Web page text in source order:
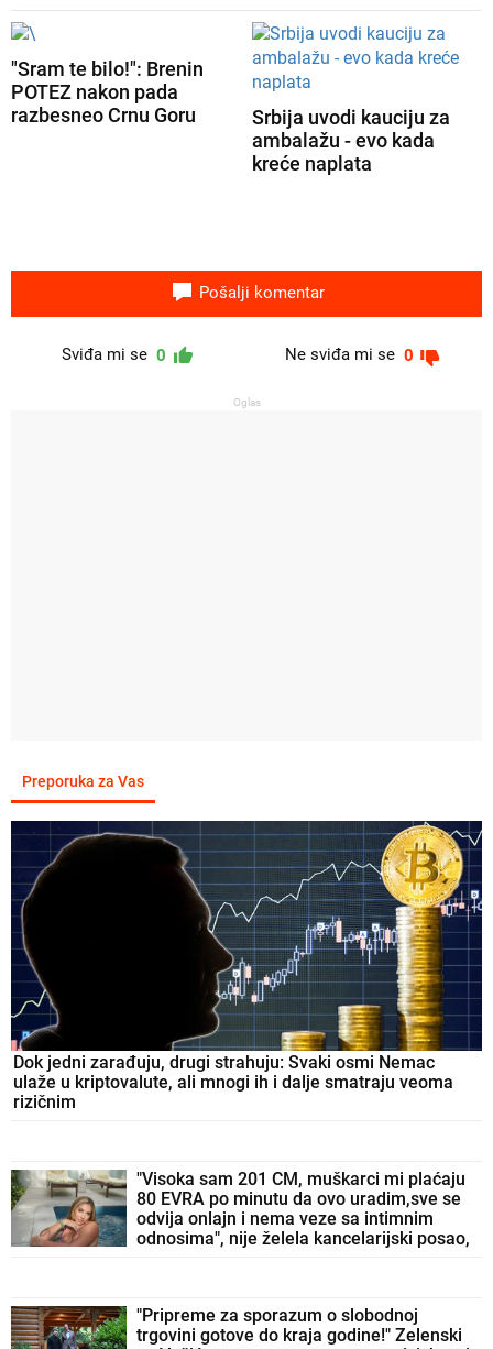
"Sram te bilo!": Brenin
POTEZ nakon pada
razbesneo Crnu Goru
Srbija uvodi kauciju za
ambalažu - evo kada
kreće naplata
Pošalji komentar
Sviđa mi se 0 Ne sviđa mi se 0
Oglas
Preporuka za Vas
Dok jedni zarađuju, drugi strahuju: Svaki osmi Nemac
ulaže u kriptovalute, ali mnogi ih i dalje smatraju veoma
rizičnim
"Visoka sam 201 CM, muškarci mi plaćaju
80 EVRA po minutu da ovo uradim,sve se
odvija onlajn i nema veze sa intimnim
odnosima", nije želela kancelarijski posao,
"Pripreme za sporazum o slobodnoj
trgovini gotove do kraja godine!" Zelenski